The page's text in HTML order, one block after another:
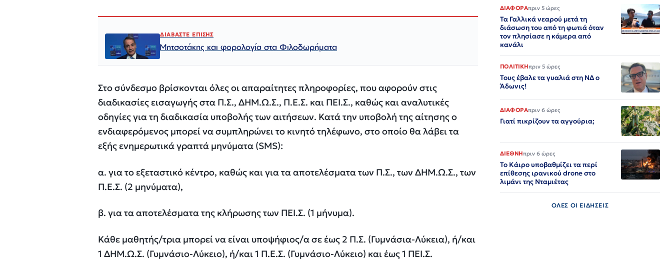
ΔΙΑΒΑΣΤΕ ΕΠΙΣΗΣ
Μητσοτάκης και φορολογία στα Φιλοδωρήματα
Στο σύνδεσμο βρίσκονται όλες οι απαραίτητες πληροφορίες, που αφορούν στις
διαδικασίες εισαγωγής στα Π.Σ., ΔΗΜ.Ω.Σ., Π.Ε.Σ. και ΠΕΙ.Σ., καθώς και αναλυτικές
οδηγίες για τη διαδικασία υποβολής των αιτήσεων. Κατά την υποβολή της αίτησης ο
ενδιαφερόμενος μπορεί να συμπληρώνει το κινητό τηλέφωνο, στο οποίο θα λάβει τα
εξής ενημερωτικά γραπτά μηνύματα (SMS):
α. για το εξεταστικό κέντρο, καθώς και για τα αποτελέσματα των Π.Σ., των ΔΗΜ.Ω.Σ., των
Π.Ε.Σ. (2 μηνύματα),
β. για τα αποτελέσματα της κλήρωσης των ΠΕΙ.Σ. (1 μήνυμα).
Κάθε μαθητής/τρια μπορεί να είναι υποψήφιος/α σε έως 2 Π.Σ. (Γυμνάσια-Λύκεια), ή/και
1 ΔΗΜ.Ω.Σ. (Γυμνάσιο-Λύκειο), ή/και 1 Π.Ε.Σ. (Γυμνάσιο-Λύκειο) και έως 1 ΠΕΙ.Σ.
ΔΙΑΦΟΡΑπριν 5 ώρες
Τα Γαλλικά νεαρού μετά τη
διάσωση του από τη φωτιά όταν
τον πλησίασε η κάμερα από
κανάλι
ΠΟΛΙΤΙΚΗπριν 5 ώρες
Τους έβαλε τα γυαλιά στη ΝΔ ο
Άδωνις!
ΔΙΑΦΟΡΑπριν 6 ώρες
Γιατί πικρίζουν τα αγγούρια;
ΔΙΕΘΝΗπριν 6 ώρες
Το Κάιρο υποβαθμίζει τα περί
επίθεσης ιρανικού drone στο
λιμάνι της Νταμιέτας
ΟΛΕΣ ΟΙ ΕΙΔΗΣΕΙΣ